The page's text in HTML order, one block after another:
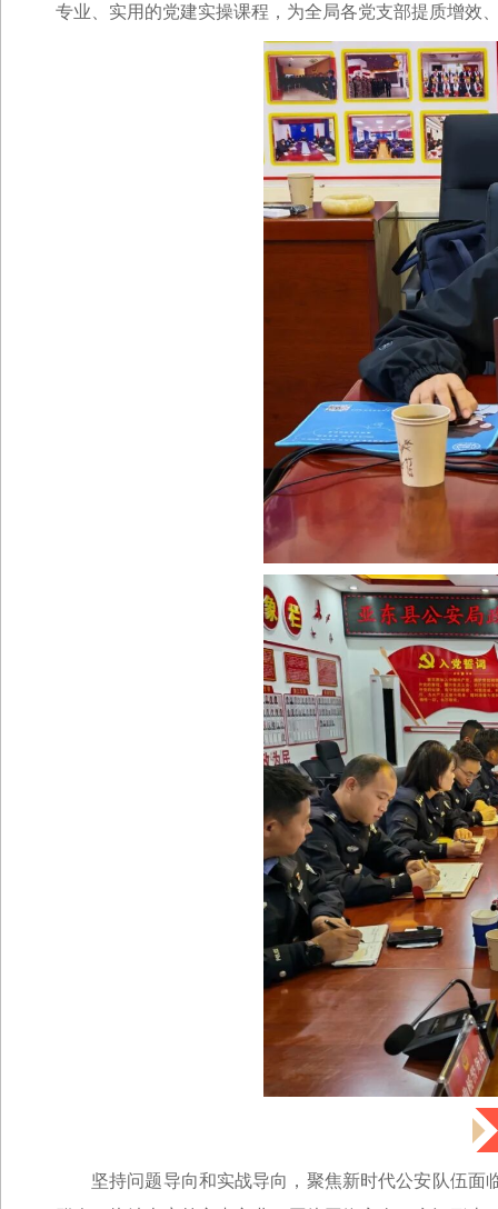
专业、实用的党建实操课程，为全局各党支部提质增效
坚持问题导向和实战导向，聚焦新时代公安队伍